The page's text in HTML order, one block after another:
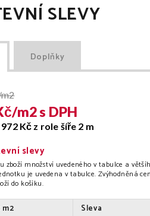
SLEVY
Doplňky
m2s DPH
972Kč z role šíře 2 m
slevy
zboží množství uvedeného v tabulce a
je uvedena v tabulce. Zvýhodněná
do košíku.
m2 Sleva